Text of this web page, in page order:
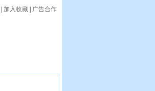
加入收藏 广告合作